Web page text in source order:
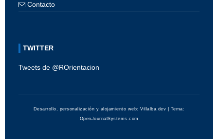
Contacto
TWITTER
Tweets de @ROrientacion
Desarrollo, personalización y alojamiento web:Villalba.dev | Tema:
OpenJournalSystems.com